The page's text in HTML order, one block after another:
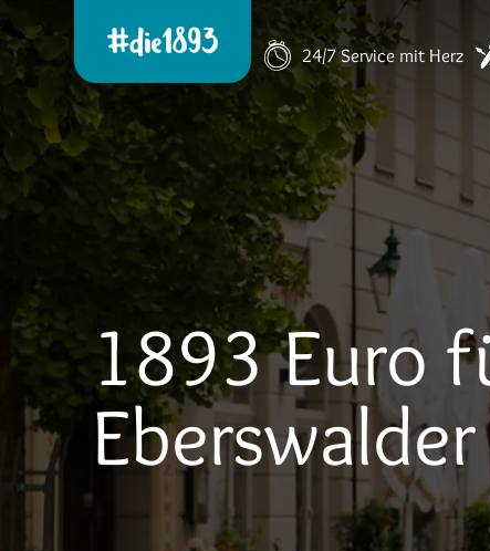
24/7 Service mit Herz
1893 Euro